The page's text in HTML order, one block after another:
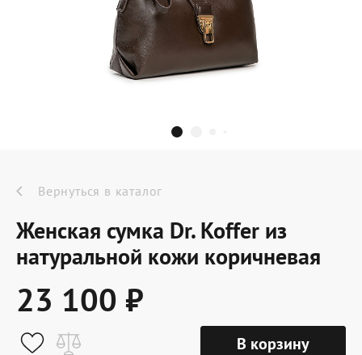
Подарки и сувениры
Подарочные карты
Dr.Koffer Outlet
Новинки
Акции
О компании
Вернуться в каталог
Женская сумка Dr. Koffer из
натуральной кожи коричневая
23 100 ₽
В корзину